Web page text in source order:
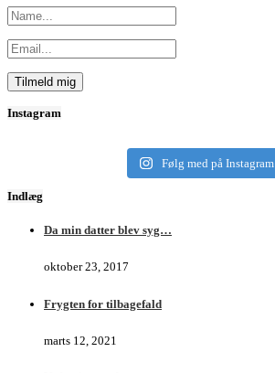
Instagram
Følg med på Instagram
Indlæg
Da min datter blev syg…
oktober 23, 2017
Frygten for tilbagefald
marts 12, 2021